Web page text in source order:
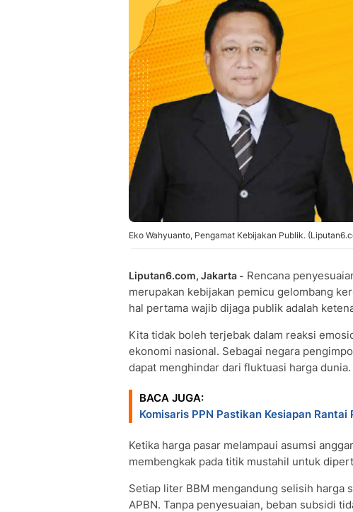
Eko Wahyuanto, Pengamat Kebijakan Publik.
Liputan6.com, Jakarta - ​Rencana
merupakan kebijakan pemicu gelombang
hal pertama wajib dijaga publik adalah
Kita tidak boleh terjebak dalam reaksi
ekonomi nasional. Sebagai negara
dapat menghindar dari fluktuasi harga dunia.
BACA JUGA:
Komisaris PPN Pastikan Kesiapan Rantai
Ketika harga pasar melampaui asumsi
membengkak pada titik mustahil untuk
​Setiap liter BBM mengandung selisih harga
APBN. Tanpa penyesuaian, beban subsidi